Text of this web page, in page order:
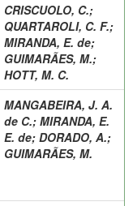
CRISCUOLO, C.;
QUARTAROLI, C. F.;
MIRANDA, E. de;
GUIMARÃES, M.;
HOTT, M. C.
MANGABEIRA, J. A.
de C.; MIRANDA, E.
E. de; DORADO, A.;
GUIMARÃES, M.